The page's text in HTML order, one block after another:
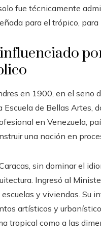
fue técnicamente
para el trópico,
en 1900, en el seno
Escuela de Bellas Artes,
en Venezuela,
una nación en
sin dominar el
Ingresó al
y viviendas. Su
artísticos y
tropical como a las